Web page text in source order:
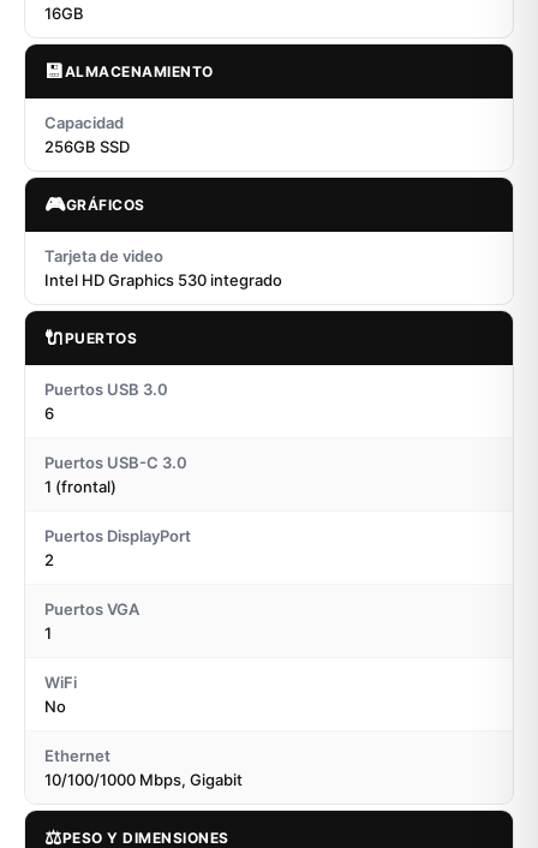
16GB
💾ALMACENAMIENTO
Capacidad
256GB SSD
🎮GRÁFICOS
Tarjeta de video
Intel HD Graphics 530 integrado
🔌PUERTOS
Puertos USB 3.0
6
Puertos USB-C 3.0
1 (frontal)
Puertos DisplayPort
2
Puertos VGA
1
WiFi
No
Ethernet
10/100/1000 Mbps, Gigabit
⚖️PESO Y DIMENSIONES